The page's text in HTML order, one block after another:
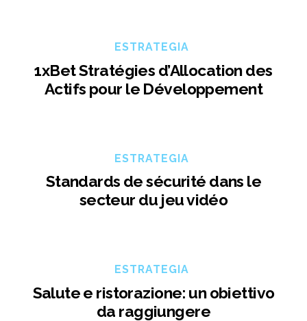
ESTRATEGIA
1xBet Stratégies d’Allocation des
Actifs pour le Développement
ESTRATEGIA
Standards de sécurité dans le
secteur du jeu vidéo
ESTRATEGIA
Salute e ristorazione: un obiettivo
da raggiungere